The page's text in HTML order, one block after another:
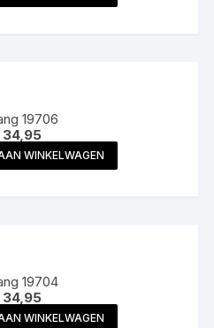
19706
WINKELWAGEN
19704
WINKELWAGEN